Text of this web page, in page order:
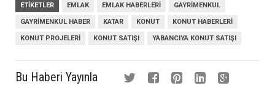
ETIKETLER EMLAK EMLAK HABERLERI GAYRIMENKUL
GAYRIMENKUL HABER KATAR KONUT KONUT HABERLERI
KONUT PROJELERI KONUT SATIŞI YABANCIYA KONUT SATIŞI
Bu Haberi Yayınla